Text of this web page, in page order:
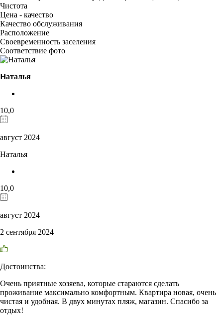
Чистота
Цена - качество
Качество обслуживания
Расположение
Своевременность заселения
Соответствие фото
Наталья
10,0
август 2024
Наталья
10,0
август 2024
2 сентября 2024
Достоинства:
Очень приятные хозяева, которые стараются сделать
проживание максимально комфортным. Квартира новая, очень
чистая и удобная. В двух минутах пляж, магазин. Спасибо за
отдых!